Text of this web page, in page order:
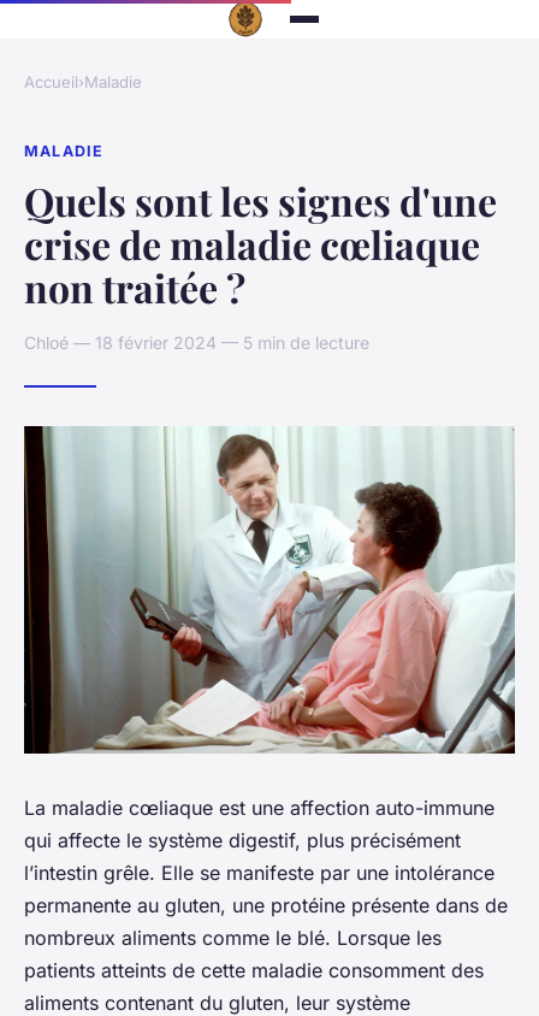
Accueil›Maladie
MALADIE
Quels sont les signes d'une
crise de maladie cœliaque
non traitée ?
Chloé — 18 février 2024 — 5 min de lecture
La maladie cœliaque est une affection auto-immune
qui affecte le système digestif, plus précisément
l’intestin grêle. Elle se manifeste par une intolérance
permanente au gluten, une protéine présente dans de
nombreux aliments comme le blé. Lorsque les
patients atteints de cette maladie consomment des
aliments contenant du gluten, leur système